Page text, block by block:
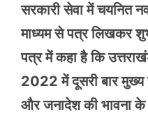
सरकारी सेवा में चयनित
माध्यम से पत्र लिखकर
पत्र में कहा है कि
2022 में दूसरी बार मुख्य
और जनादेश की भावना के